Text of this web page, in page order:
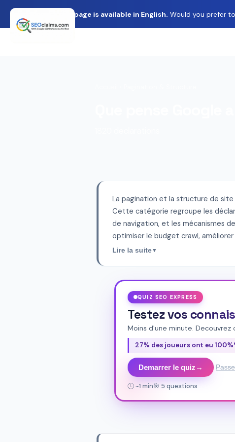
This page is available in English. Would you prefer
La pagination et la structure de
Cette catégorie regroupe les
de navigation, et les mécanismes
optimiser le budget crawl,
évolué dans ses recommandations
l'organisation en onglets, les
aspects structurels permet
en construisant une fondation
Lire la suite▼
QUIZ SEO EXPRESS
Testez vos
Moins d'une minute.
27% des joueurs ont eu
Demarrer le quiz →
🕒 ~1 min🎯 5 questions